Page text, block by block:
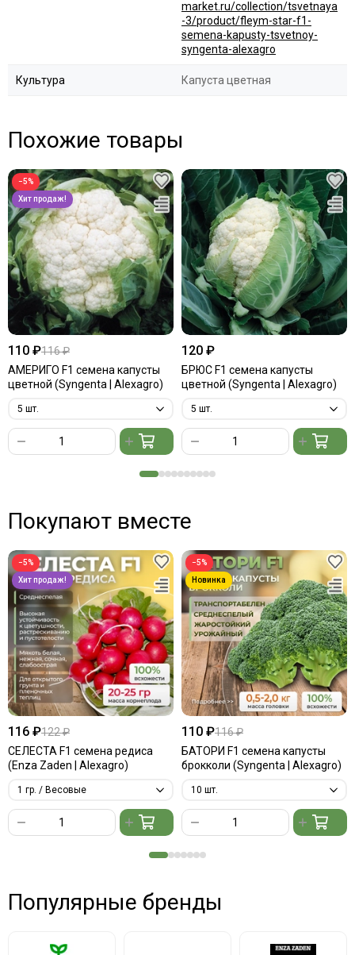
market.ru/collection/tsvetnaya
-3/product/fleym-star-f1-
semena-kapusty-tsvetnoy-
syngenta-alexagro
Культура Капуста цветная
Похожие товары
−5%
110 ₽116 ₽
АМЕРИГО F1 семена капусты
цветной (Syngenta | Alexagro)
120 ₽
БРЮС F1 семена капусты
цветной (Syngenta | Alexagro)
Покупают вместе
−5%
116 ₽122 ₽
СЕЛЕСТА F1 семена редиса
(Enza Zaden | Alexagro)
−5%
110 ₽116 ₽
БАТОРИ F1 семена капусты
брокколи (Syngenta | Alexagro)
Популярные бренды